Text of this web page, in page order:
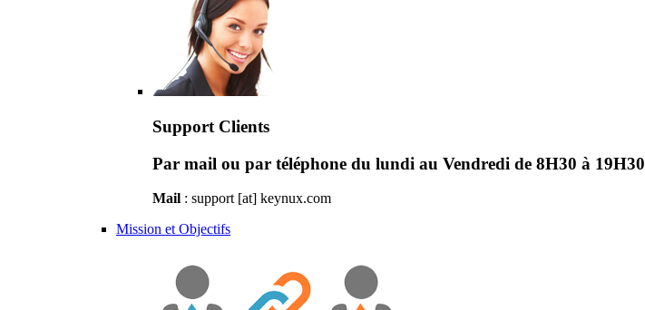
Support Clients
Par mail ou par téléphone du lundi au Vendredi de 8H30 à 19H30
Mail : support [at] keynux.com
Mission et Objectifs